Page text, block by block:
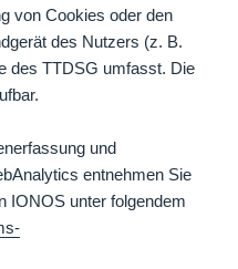
von Cookies oder den
des Nutzers (z. B.
des TTDSG umfasst. Die
und
entnehmen Sie
IONOS unter folgendem